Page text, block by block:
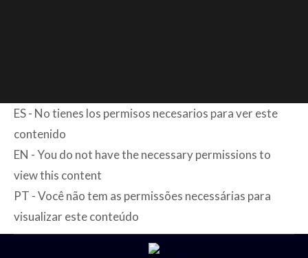
ES - No tienes los permisos necesarios para ver este
contenido
EN - You do not have the necessary permissions to
view this content
PT - Você não tem as permissões necessárias para
visualizar este conteúdo